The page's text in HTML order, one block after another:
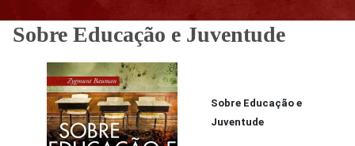
Sobre Educação e Juventude
Sobre Educação e
Juventude